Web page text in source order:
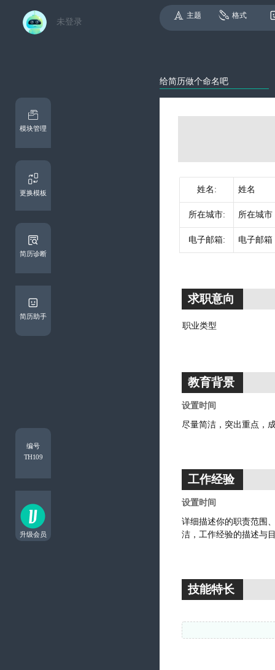
主题 格式
未登录
模块管理
更换模板
简历诊断
简历助手
编号
TH109
升级会员
求职意向
教育背景
工作经验
技能特长